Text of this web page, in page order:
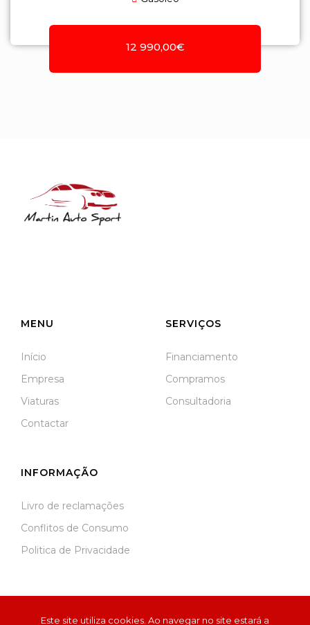
12 990,00€
Este site utiliza cookies. Ao navegar no site estará a
MENU
Início
Empresa
Viaturas
Contactar
SERVIÇOS
Financiamento
Compramos
Consultadoria
INFORMAÇÃO
Livro de reclamações
Conflitos de Consumo
Politica de Privacidade